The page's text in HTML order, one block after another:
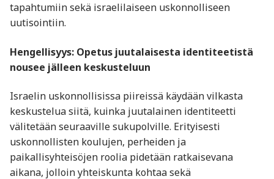
tapahtumiin sekä israelilaiseen uskonnolliseen
uutisointiin.
Hengellisyys: Opetus juutalaisesta identiteetistä
nousee jälleen keskusteluun
Israelin uskonnollisissa piireissä käydään vilkasta
keskustelua siitä, kuinka juutalainen identiteetti
välitetään seuraaville sukupolville. Erityisesti
uskonnollisten koulujen, perheiden ja
paikallisyhteisöjen roolia pidetään ratkaisevana
aikana, jolloin yhteiskunta kohtaa sekä